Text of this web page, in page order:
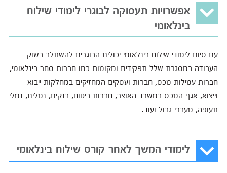
אפשרויות תעסוקה לבוגרי לימודי שילוח
בינלאומי
עם סיום לימודי שילוח בינלאומי יכולים הבוגרים להשתלב בשוק
העבודה במסגרת שלל תפקידים ומקומות כמו חברות סחר בינלאומי,
חברות עמילות מכס, חברות ועסקים המחזיקים במחלקות ייבוא
וייצוא, אגף המכס במשרד האוצר, חברות ביטוח, בנקים, נמלים, נמלי
תעופה, מעברי גבול ועוד.
לימודי המשך לאחר קורס שילוח בינלאומי